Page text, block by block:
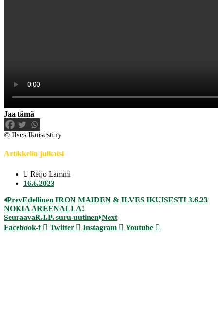
Jaa tämä
© Ilves Ikuisesti ry
Artikkelin julkaisi
Reijo Lammi
16.6.2023
PrevEdellinen IRON MAIDEN & ILVES IKUISESTI 3.6.23
NOKIA AREENALLA!
SeuraavaR.I.P. suru-uutinen Next
Facebook-f
Twitter Instagram Youtube